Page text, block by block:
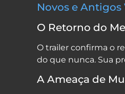
Novos e Antigos
O Retorno do
O trailer confirma o
do que nunca. Sua
A Ameaça de